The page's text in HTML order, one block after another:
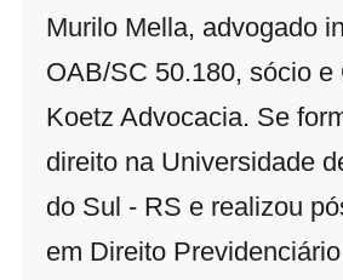
Murilo Mella, advogado
OAB/SC 50.180, sócio e
Koetz Advocacia. Se
direito na Universidade
do Sul - RS e realizou
em Direito